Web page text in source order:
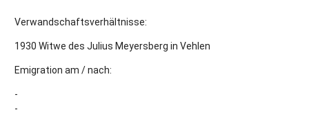
Verwandschaftsverhältnisse:
1930 Witwe des Julius Meyersberg in Vehlen
Emigration am / nach:
-
-